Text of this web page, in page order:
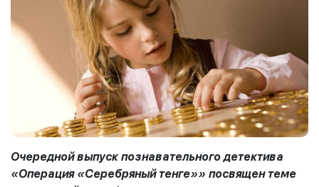
Очередной выпуск познавательного детектива
«Операция «Серебряный тенге»» посвящен теме